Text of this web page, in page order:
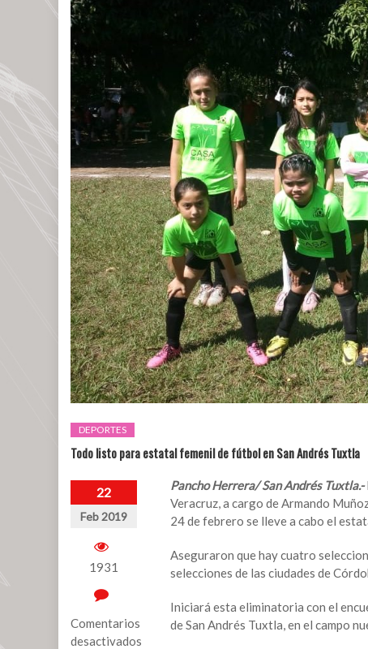
DEPORTES
Todo listo para estatal femenil de fútbol en San Andrés Tuxtla
22
Feb 2019
1931
Comentarios
desactivados
Pancho Herrera/ San Andrés Tuxtla.-
Veracruz, a cargo de Armando
24 de febrero se lleve a cabo el
Aseguraron que hay cuatro
selecciones de las ciudades de
Iniciará esta eliminatoria con el
de San Andrés Tuxtla, en el campo